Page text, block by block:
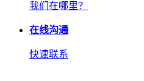
我们在哪里？
在线沟通
快速联系